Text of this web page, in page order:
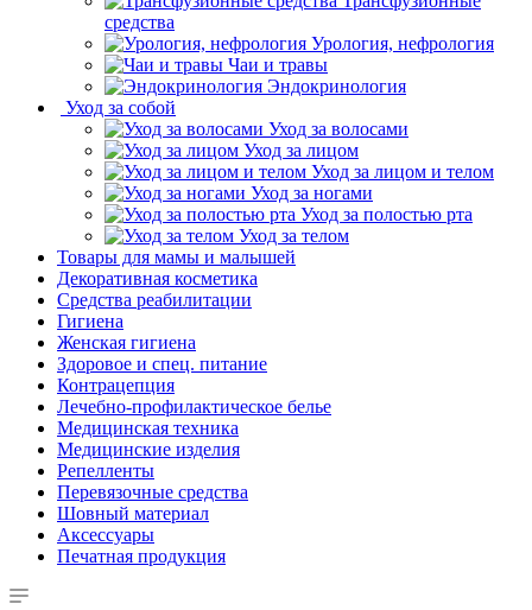
средства
Урология, нефрология
Чаи и травы
Эндокринология
Уход за собой
Уход за волосами
Уход за лицом
Уход за лицом и телом
Уход за ногами
Уход за полостью рта
Уход за телом
Товары для мамы и малышей
Декоративная косметика
Средства реабилитации
Гигиена
Женская гигиена
Здоровое и спец. питание
Контрацепция
Лечебно-профилактическое белье
Медицинская техника
Медицинские изделия
Репелленты
Перевязочные средства
Шовный материал
Аксессуары
Печатная продукция